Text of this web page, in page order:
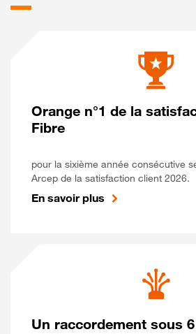
Orange n°1 de la
Fibre
pour la sixième année consécutive
Arcep de la satisfaction client 2026.
En savoir plus
Un raccordement sous